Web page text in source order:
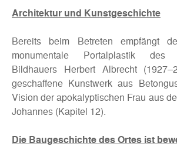
Architektur und Kunstgeschichte
Bereits beim Betreten empfängt
monumentale Portalplastik des
Bildhauers Herbert Albrecht
geschaffene Kunstwerk aus
Vision der apokalyptischen Frau aus
Johannes (Kapitel 12).
Die Baugeschichte des Ortes ist